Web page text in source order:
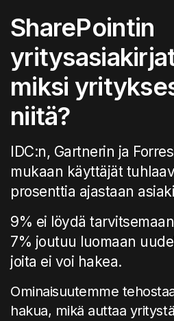
SharePointin
miksi
niitä?
IDC:n, Gartnerin ja
mukaan käyttäjät
prosenttia ajastaan
9% ei löydä
7% joutuu luomaan
joita ei voi hakea.
Ominaisuutemme
hakua, mikä auttaa